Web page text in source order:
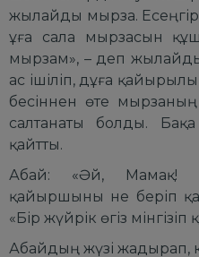
жылайды мырза.
ұға сала мырзасын
мырзам», – деп
ас ішіліп, дұға
бесіннен өте
салтанаты болды.
қайтты.
Абай: «Әй, Мамақ!
қайыршыны не беріп
«Бір жүйрік өгіз
Абайдың жүзі жадырап,